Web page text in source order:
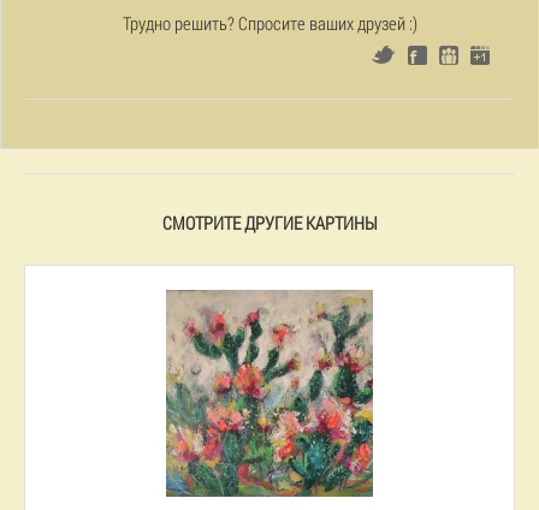
Трудно решить? Спросите ваших друзей :)
СМОТРИТЕ ДРУГИЕ КАРТИНЫ